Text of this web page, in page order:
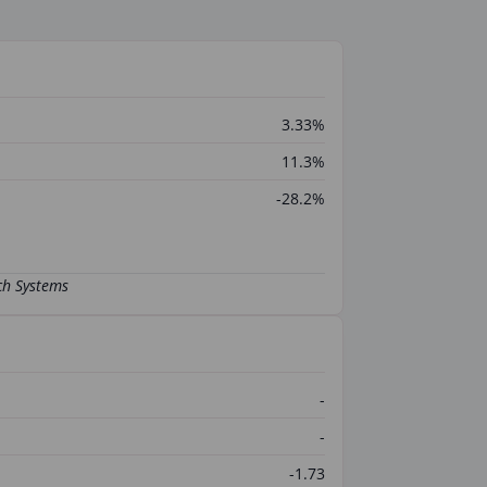
3.33%
11.3%
-28.2%
-
-
-1.73